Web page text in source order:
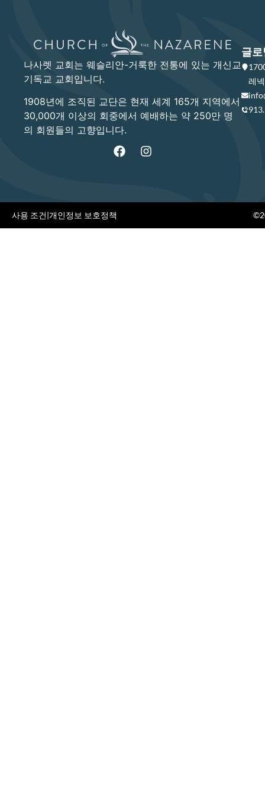
나사렛 교회는 웨슬리안-거룩한 전통에 있는 개신교
기독교 교회입니다.
1908년에 조직된 교단은 현재 세계 165개 지역에서
30,000개 이상의 회중에서 예배하는 약 250만 명
의 회원들의 고향입니다.
글로
레
사용 조건|개인정보 보호정책